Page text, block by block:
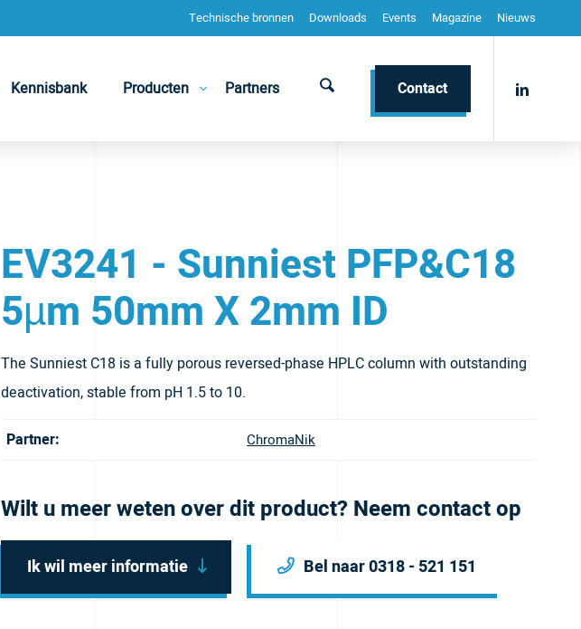
Technische bronnen Downloads Events Magazine Nieuws
Kennisbank Producten Partners Contact
EV3241 - Sunniest PFP&C18
5µm 50mm X 2mm ID
The Sunniest C18 is a fully porous reversed-phase HPLC column with outstanding
deactivation, stable from pH 1.5 to 10.
Partner: ChromaNik
Wilt u meer weten over dit product? Neem contact op
Ik wil meer informatie Bel naar 0318 - 521 151